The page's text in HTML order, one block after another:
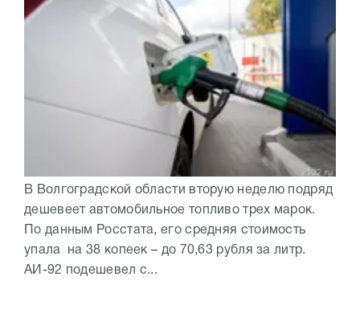
В Волгоградской области вторую неделю подряд
дешевеет автомобильное топливо трех марок.
По данным Росстата, его средняя стоимость
упала на 38 копеек – до 70,63 рубля за литр.
АИ-92 подешевел с...